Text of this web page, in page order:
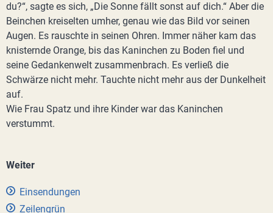
du?“, sagte es sich, „Die Sonne fällt sonst auf dich.“ Aber die
Beinchen kreiselten umher, genau wie das Bild vor seinen
Augen. Es rauschte in seinen Ohren. Immer näher kam das
knisternde Orange, bis das Kaninchen zu Boden fiel und
seine Gedankenwelt zusammenbrach. Es verließ die
Schwärze nicht mehr. Tauchte nicht mehr aus der Dunkelheit
auf.
Wie Frau Spatz und ihre Kinder war das Kaninchen
verstummt.
Weiter
Einsendungen
Zeilengrün